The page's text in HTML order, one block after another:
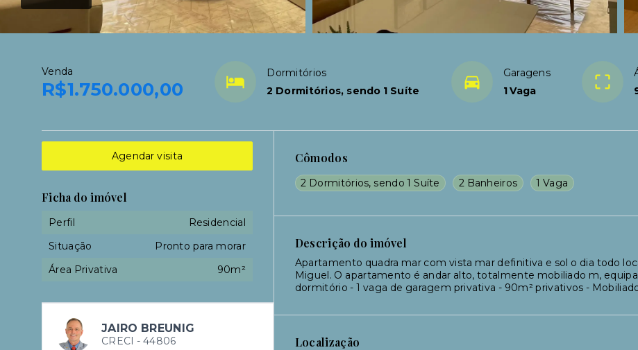
Venda
R$1.750.000,00
Dormitórios
2 Dormitórios, sendo 1 Suíte
Garagens
1 Vaga
Cômodos
2 Dormitórios, sendo 1 Suíte 2 Banheiros 1 Vaga
Descrição do imóvel
Apartamento quadra mar com vista mar definitiva e sol o dia todo
Miguel. O apartamento é andar alto, totalmente mobiliado m,
dormitório - 1 vaga de garagem privativa - 90m² privativos -
Localização
Agendar visita
Ficha do imóvel
Perfil
Residencial
Situação
Pronto para morar
Área Privativa
90m²
JAIRO BREUNIG
CRECI - 44806